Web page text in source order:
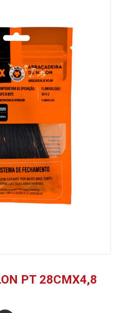
PT 28CMX4,8